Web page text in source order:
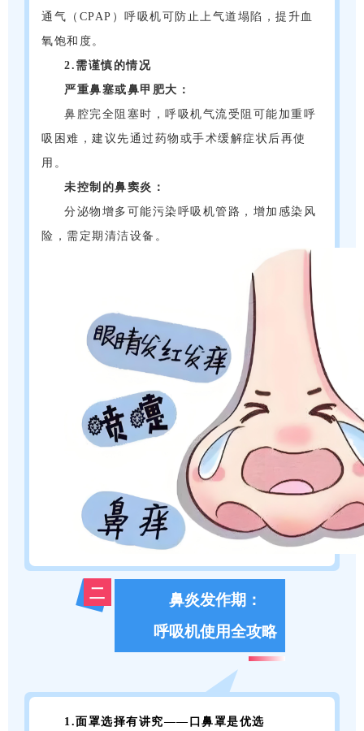
通气（CPAP）呼吸机可防止上气道塌陷，提升血
氧饱和度。
2.需谨慎的情况
严重鼻塞或鼻甲肥大：
鼻腔完全阻塞时，呼吸机气流受阻可能加重呼
吸困难，建议先通过药物或手术缓解症状后再使
用。
未控制的鼻窦炎：
分泌物增多可能污染呼吸机管路，增加感染风
险，需定期清洁设备。
二
鼻炎发作期：
呼吸机使用全攻略
1.面罩选择有讲究——口鼻罩是优选